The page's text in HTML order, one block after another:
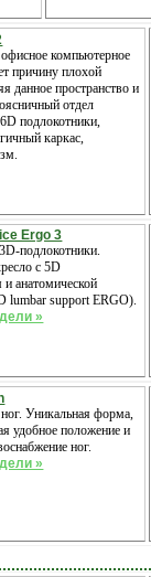
компьютерное
причину плохой
данное пространство и
отдел
подлокотники,
каркас,
Ergo 3
подлокотники.
с 5D
анатомической
lumbar support ERGO).
»
Уникальная форма,
удобное положение и
ног.
»